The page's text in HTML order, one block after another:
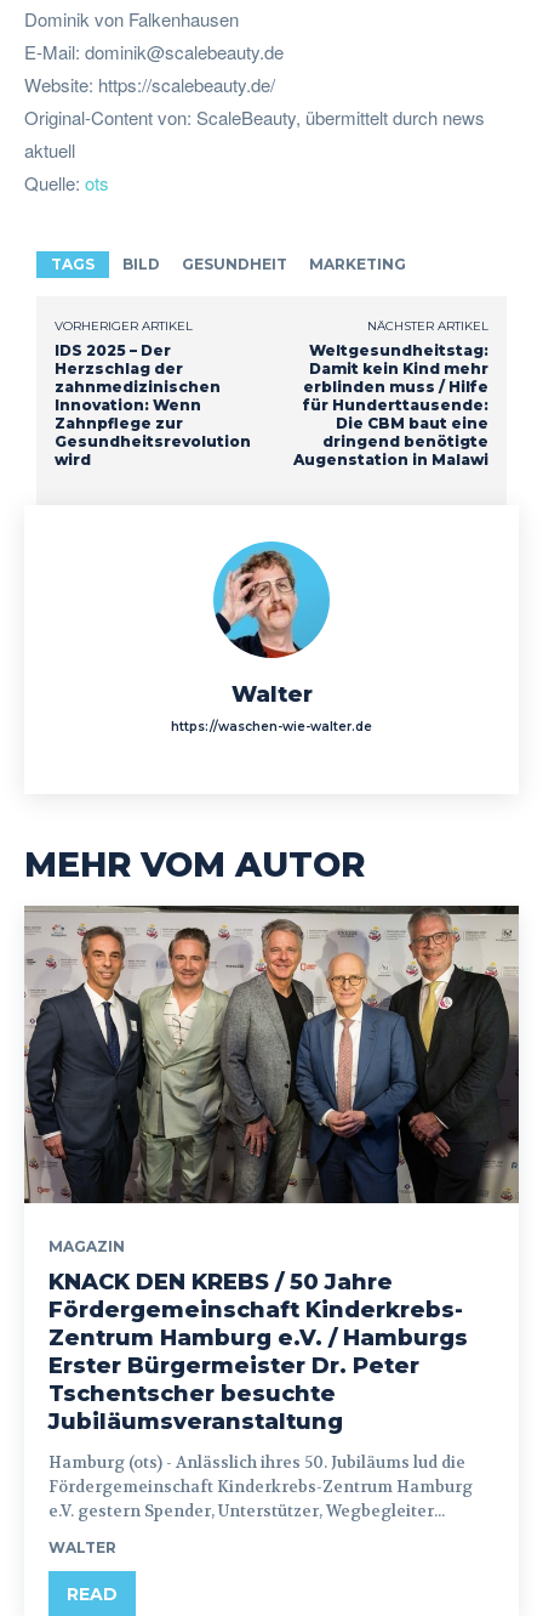
Dominik von Falkenhausen
E-Mail: dominik@scalebeauty.de
Website: https://scalebeauty.de/
Original-Content von: ScaleBeauty, übermittelt durch news
aktuell
Quelle: ots
TAGS BILD GESUNDHEIT MARKETING
VORHERIGER ARTIKEL
IDS 2025 – Der
Herzschlag der
zahnmedizinischen
Innovation: Wenn
Zahnpflege zur
Gesundheitsrevolution
wird
NÄCHSTER ARTIKEL
Weltgesundheitstag:
Damit kein Kind mehr
erblinden muss / Hilfe
für Hunderttausende:
Die CBM baut eine
dringend benötigte
Augenstation in Malawi
Walter
https://waschen-wie-walter.de
MEHR VOM AUTOR
MAGAZIN
KNACK DEN KREBS / 50 Jahre
Fördergemeinschaft Kinderkrebs-
Zentrum Hamburg e.V. / Hamburgs
Erster Bürgermeister Dr. Peter
Tschentscher besuchte
Jubiläumsveranstaltung
Hamburg (ots) - Anlässlich ihres 50. Jubiläums lud die
Fördergemeinschaft Kinderkrebs-Zentrum Hamburg
e.V. gestern Spender, Unterstützer, Wegbegleiter...
WALTER
READ